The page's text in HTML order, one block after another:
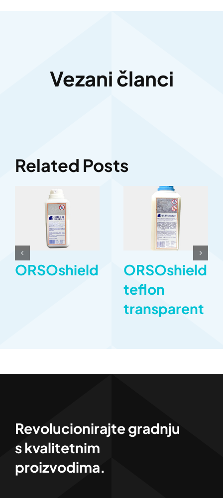
Vezani članci
Related Posts
ORSOshield
ORSOshield
teflon
transparent
Revolucionirajte gradnju
s kvalitetnim
proizvodima.